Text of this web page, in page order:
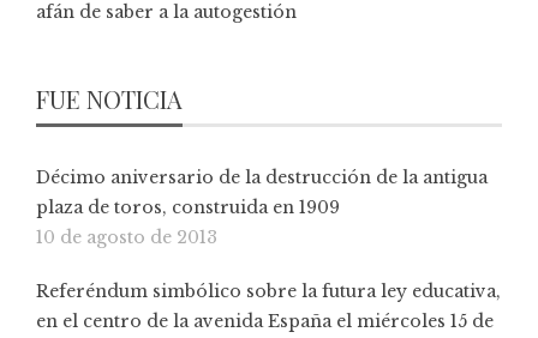
afán de saber a la autogestión
FUE NOTICIA
Décimo aniversario de la destrucción de la antigua
plaza de toros, construida en 1909
10 de agosto de 2013
Referéndum simbólico sobre la futura ley educativa,
en el centro de la avenida España el miércoles 15 de